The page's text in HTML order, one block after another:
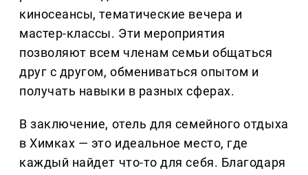
киносеансы, тематические вечера и
мастер-классы. Эти мероприятия
позволяют всем членам семьи общаться
друг с другом, обмениваться опытом и
получать навыки в разных сферах.
В заключение, отель для семейного отдыха
в Химках — это идеальное место, где
каждый найдет что-то для себя. Благодаря